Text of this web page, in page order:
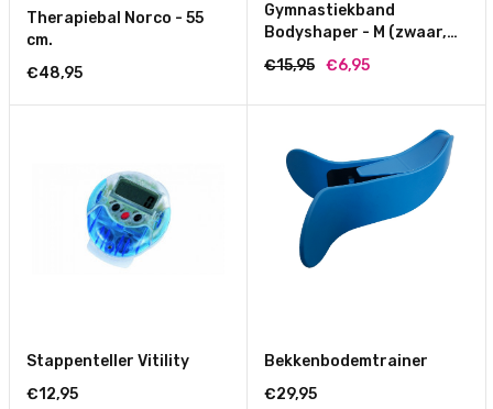
Therapiebal Norco - 55
cm.
€48,95
Gymnastiekband
Bodyshaper - M (zwaar,
blauw)
€15,95 €6,95
Stappenteller Vitility
€12,95
Bekkenbodemtrainer
€29,95